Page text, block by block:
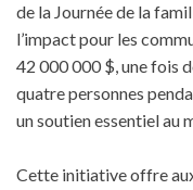
de la Journée de la
l’impact pour les
42 000 000 $, une fois
quatre personnes
un soutien essentiel au
Cette initiative offre